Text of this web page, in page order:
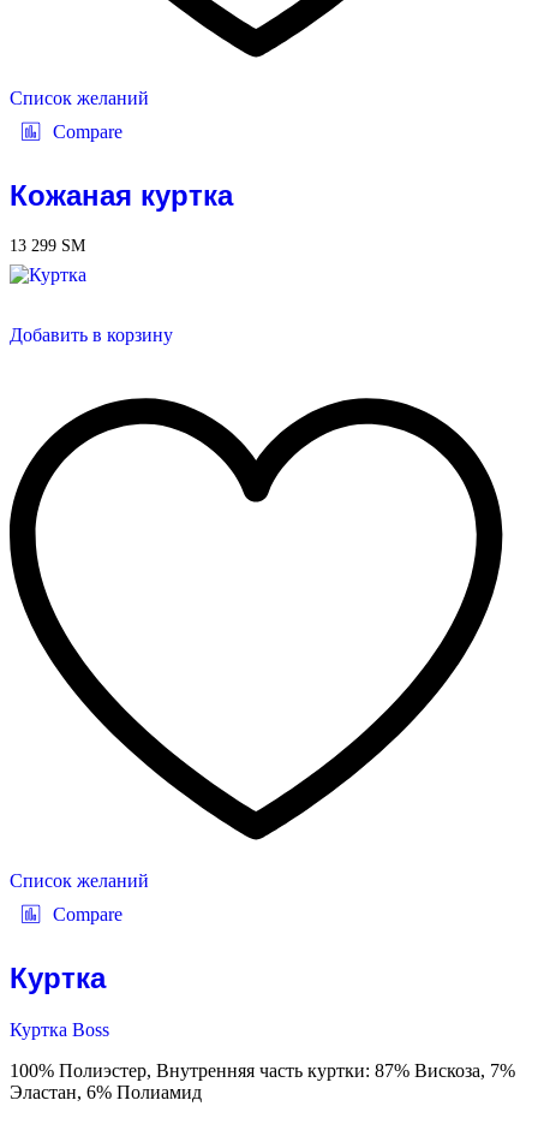
Список желаний
Compare
Кожаная куртка
13 299 ЅМ
Добавить в корзину
Список желаний
Compare
Куртка
Куртка Boss
100% Полиэстер, Внутренняя часть куртки: 87% Вискоза, 7%
Эластан, 6% Полиамид